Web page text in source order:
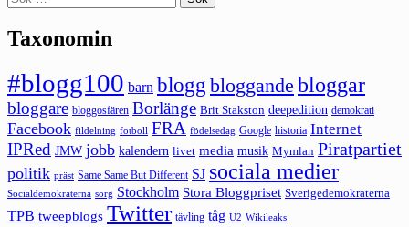
efter:
Taxonomin
#blogg100 barn blogg bloggande bloggar
bloggare bloggosfären Borlänge Brit Stakston deepedition demokrati
Facebook fildelning fotboll FRA födelsedag Google historia Internet
IPRed JMW jobb kalendern livet media musik Mymlan Piratpartiet
politik präst Same Same But Different SJ sociala medier
Socialdemokraterna sorg Stockholm Stora Bloggpriset Sverigedemokraterna
TPB tweepblogs Twitter tävling tåg U2 Wikileaks